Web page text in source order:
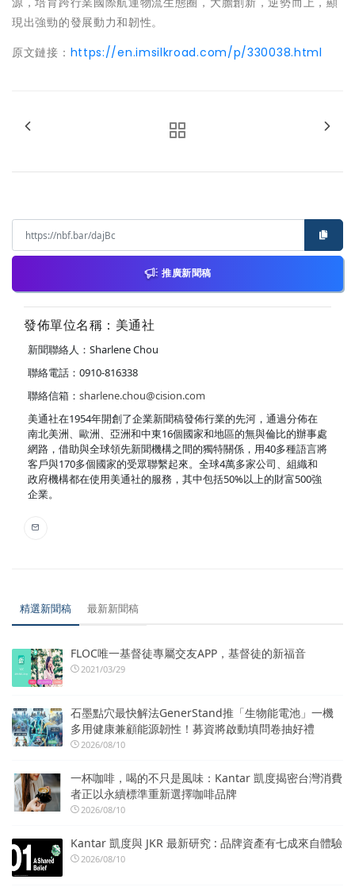
現出強勁的發展動力和韌性。
原文鏈接： https://en.imsilkroad.com/p/330038.html
推廣新聞稿
發佈單位名稱：美通社
新聞聯絡人：Sharlene Chou
聯絡電話：0910-816338
聯絡信箱： sharlene.chou@cision.com
美通社在1954年開創了企業新聞稿發佈行業的先河，通過分佈在
南北美洲、歐洲、亞洲和中東16個國家和地區的無與倫比的辦事處
網路，借助與全球領先新聞機構之間的獨特關係，用40多種語言將
客戶與170多個國家的受眾聯繫起來。全球4萬多家公司、組織和
政府機構都在使用美通社的服務，其中包括50%以上的財富500強
企業。
精選新聞稿 最新新聞稿
FLOC唯一基督徒專屬交友APP，基督徒的新福音
2021/03/29
石墨點穴最快解法GenerStand推「生物能電池」一機
多用健康兼顧能源韌性！募資將啟動填問卷抽好禮
2026/08/10
一杯咖啡，喝的不只是風味：Kantar 凱度揭密台灣消費
者正以永續標準重新選擇咖啡品牌
2026/08/10
Kantar 凱度與 JKR 最新研究 : 品牌資產有七成來自體驗
2026/08/10